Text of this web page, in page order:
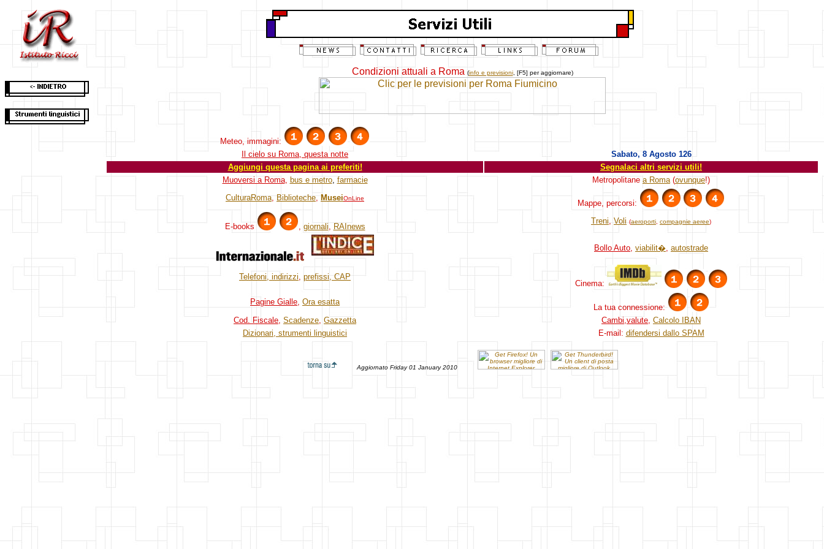
Condizioni attuali a Roma (info e previsioni, [F5] per aggiornare)
Meteo, immagini:
Il cielo su Roma, questa notte
Sabato, 8 Agosto 126
Aggiungi questa pagina ai preferiti!
Segnalaci altri servizi utili!
Muoversi a Roma, bus e metro, farmacie Metropolitane a Roma (ovunque!)
CulturaRoma, Biblioteche, MuseiOnLine
Mappe, percorsi:
E-books , giornali, RAInews
Treni, Voli (aeroporti compagnie aeree)
Bollo Auto, viabilit�, autostrade
Telefoni, indirizzi, prefissi, CAP
Cinema:
Pagine Gialle, Ora esatta
La tua connessione:
Cod. Fiscale, Scadenze, Gazzetta Cambi,valute, Calcolo IBAN
Dizionari, strumenti linguistici
E-mail: difendersi dallo SPAM
Aggiornato Friday 01 January 2010